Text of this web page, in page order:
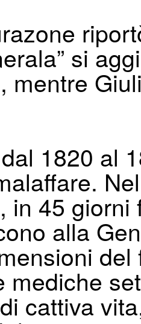
si
mentre
1820 al
in 45
alla
del
mediche
cattiva